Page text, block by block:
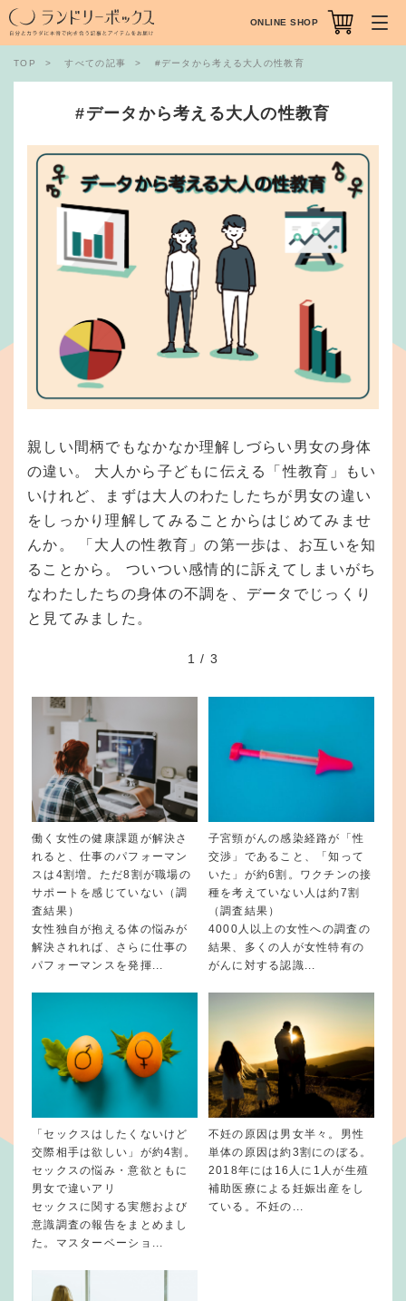
TOP すべての記事 #データから考える大人の性教育
#データから考える大人の性教育
親しい間柄でもなかなか理解しづらい男女の身体
の違い。 大人から子どもに伝える「性教育」もい
いけれど、まずは大人のわたしたちが男女の違い
をしっかり理解してみることからはじめてみませ
んか。 「大人の性教育」の第一歩は、お互いを知
ることから。 ついつい感情的に訴えてしまいがち
なわたしたちの身体の不調を、データでじっくり
と見てみました。
1 / 3
働く女性の健康課題が解決さ
れると、仕事のパフォーマン
スは4割増。ただ8割が職場の
サポートを感じていない（調
査結果）
女性独自が抱える体の悩みが
解決されれば、さらに仕事の
パフォーマンスを発揮...
子宮頸がんの感染経路が「性
交渉」であること、「知って
いた」が約6割。ワクチンの接
種を考えていない人は約7割
（調査結果）
4000人以上の女性への調査の
結果、多くの人が女性特有の
がんに対する認識...
「セックスはしたくないけど
交際相手は欲しい」が約4割。
セックスの悩み・意欲ともに
男女で違いアリ
セックスに関する実態および
意識調査の報告をまとめまし
た。マスターベーショ...
不妊の原因は男女半々。男性
単体の原因は約3割にのぼる。
2018年には16人に1人が生殖
補助医療による妊娠出産をし
ている。不妊の...
ONLINE SHOP